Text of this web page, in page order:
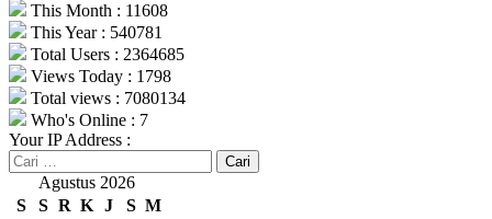
This Month : 11608
This Year : 540781
Total Users : 2364685
Views Today : 1798
Total views : 7080134
Who's Online : 7
Your IP Address :
Cari
untuk:Agustus 2026
S
S R K J S M